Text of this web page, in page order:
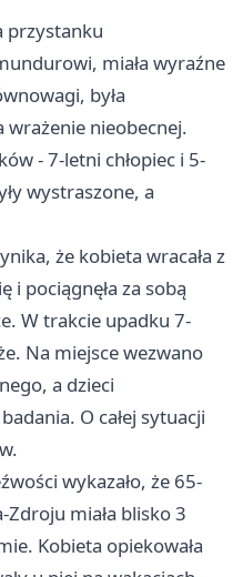
przystanku
miała wyraźne
była
wrażenie nieobecnej.
- 7-letni chłopiec i 5-
wystraszone, a
że kobieta wracała z
i pociągnęła za sobą
W trakcie upadku 7-
Na miejsce wezwano
a dzieci
O całej sytuacji
wykazało, że 65-
Zdroju miała blisko 3
Kobieta opiekowała